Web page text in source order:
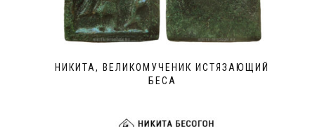
НИКИТА, ВЕЛИКОМУЧЕНИК ИСТЯЗАЮЩИЙ
БЕСА